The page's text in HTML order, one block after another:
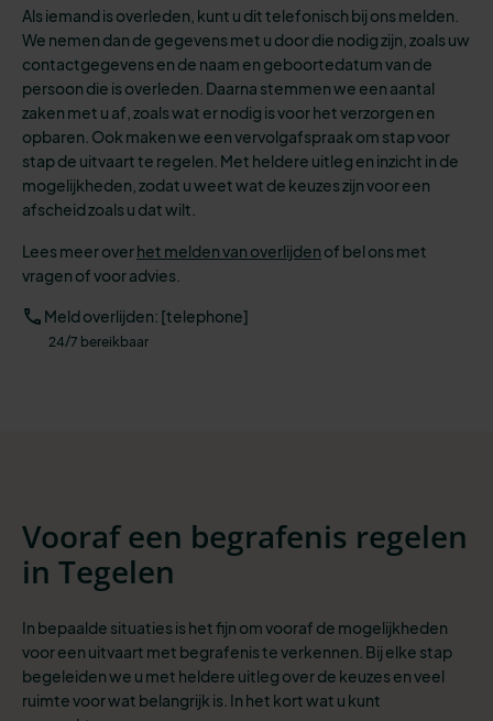
Als iemand is overleden, kunt u dit telefonisch bij ons melden.
We nemen dan de gegevens met u door die nodig zijn, zoals uw
contactgegevens en de naam en geboortedatum van de
persoon die is overleden. Daarna stemmen we een aantal
zaken met u af, zoals wat er nodig is voor het verzorgen en
opbaren. Ook maken we een vervolgafspraak om stap voor
stap de uitvaart te regelen. Met heldere uitleg en inzicht in de
mogelijkheden, zodat u weet wat de keuzes zijn voor een
afscheid zoals u dat wilt.
Lees meer overhet melden van overlijden of bel ons met
vragen of voor advies.
Meld overlijden: [telephone]
24/7 bereikbaar
Vooraf een begrafenis regelen
in Tegelen
In bepaalde situaties is het fijn om vooraf de mogelijkheden
voor een uitvaart met begrafenis te verkennen. Bij elke stap
begeleiden we u met heldere uitleg over de keuzes en veel
ruimte voor wat belangrijk is. In het kort wat u kunt